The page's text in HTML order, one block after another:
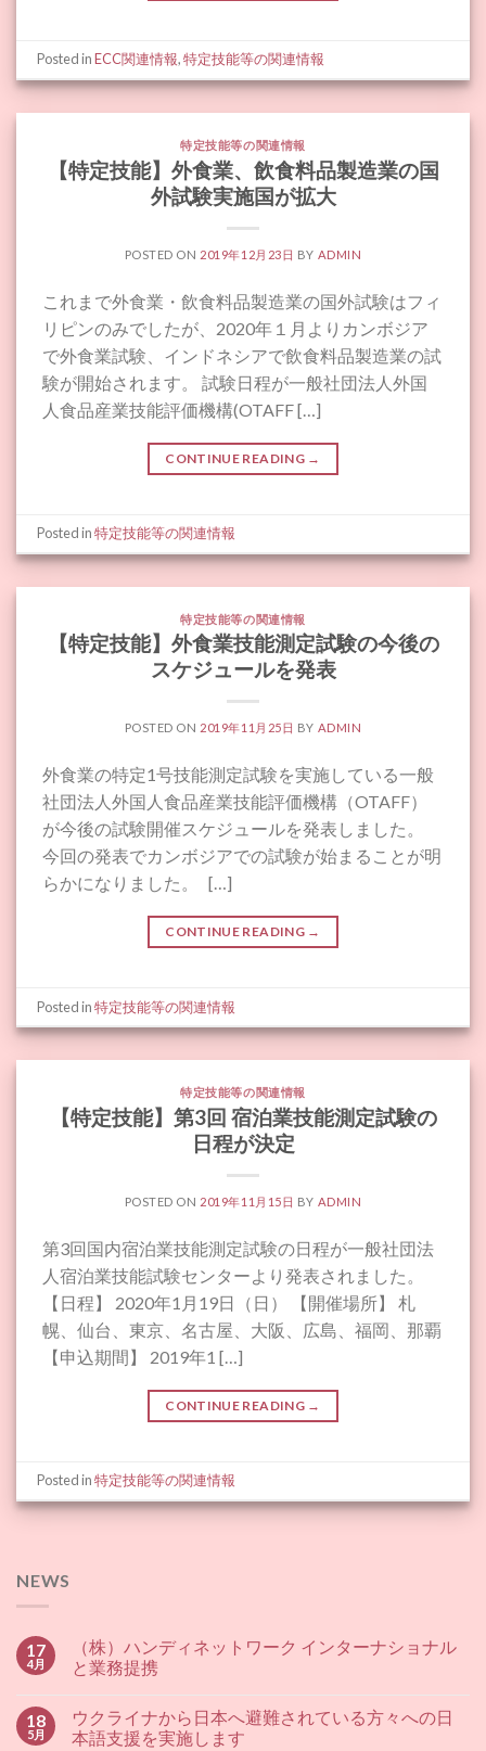
Posted inECC関連情報,特定技能等の関連情報
特定技能等の関連情報
【特定技能】外食業、飲食料品製造業の国
外試験実施国が拡大
POSTED ON 2019年12月23日 BY ADMIN
これまで外食業・飲食料品製造業の国外試験はフィ
リピンのみでしたが、2020年１月よりカンボジア
で外食業試験、インドネシアで飲食料品製造業の試
験が開始されます。 試験日程が一般社団法人外国
人食品産業技能評価機構(OTAFF […]
CONTINUE READING →
Posted in特定技能等の関連情報
特定技能等の関連情報
【特定技能】外食業技能測定試験の今後の
スケジュールを発表
POSTED ON 2019年11月25日 BY ADMIN
外食業の特定1号技能測定試験を実施している一般
社団法人外国人食品産業技能評価機構（OTAFF）
が今後の試験開催スケジュールを発表しました。
今回の発表でカンボジアでの試験が始まることが明
らかになりました。 […]
CONTINUE READING →
Posted in特定技能等の関連情報
特定技能等の関連情報
【特定技能】第3回 宿泊業技能測定試験の
日程が決定
POSTED ON 2019年11月15日 BY ADMIN
第3回国内宿泊業技能測定試験の日程が一般社団法
人宿泊業技能試験センターより発表されました。
【日程】 2020年1月19日（日） 【開催場所】 札
幌、仙台、東京、名古屋、大阪、広島、福岡、那覇
【申込期間】 2019年1 […]
CONTINUE READING →
Posted in特定技能等の関連情報
NEWS
17
4月
（株）ハンディネットワーク インターナショナル
と業務提携
18
5月
ウクライナから日本へ避難されている方々への日
本語支援を実施します